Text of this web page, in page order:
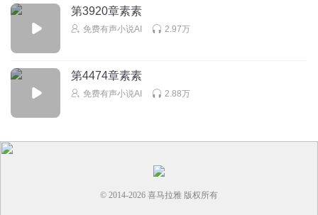
第3920章素素
免费有声小说AI 2.97万
第4474章素素
免费有声小说AI 2.88万
© 2014-2026 喜马拉雅 版权所有